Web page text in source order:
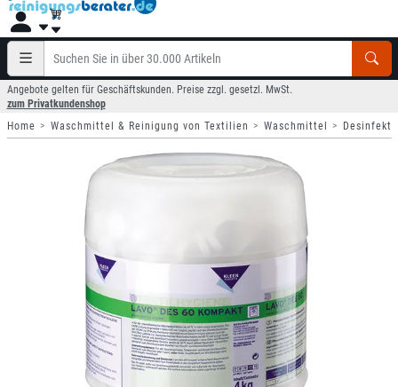
Angebote gelten für Geschäftskunden. Preise zzgl. gesetzl. MwSt.
zum Privatkundenshop
Home
Waschmittel & Reinigung von Textilien Waschmittel